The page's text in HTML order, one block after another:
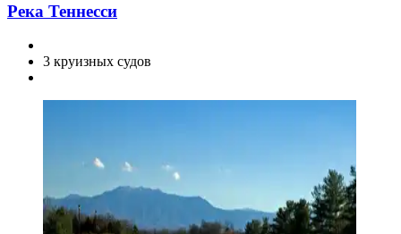
Река Теннесси
3 круизных судов